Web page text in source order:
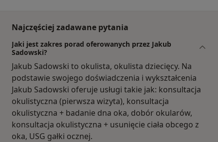
Najczęściej zadawane pytania
Jaki jest zakres porad oferowanych przez Jakub
Sadowski?
Jakub Sadowski to okulista, okulista dziecięcy. Na
podstawie swojego doświadczenia i wykształcenia
Jakub Sadowski oferuje usługi takie jak: konsultacja
okulistyczna (pierwsza wizyta), konsultacja
okulistyczna + badanie dna oka, dobór okularów,
konsultacja okulistyczna + usunięcie ciała obcego z
oka, USG gałki ocznej.